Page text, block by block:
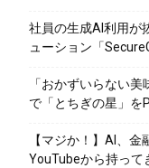
社員の生成AI利用が
ューション「
「おかずいらない
で「とちぎの星」を
【マジか！】AI、金
YouTubeから持って